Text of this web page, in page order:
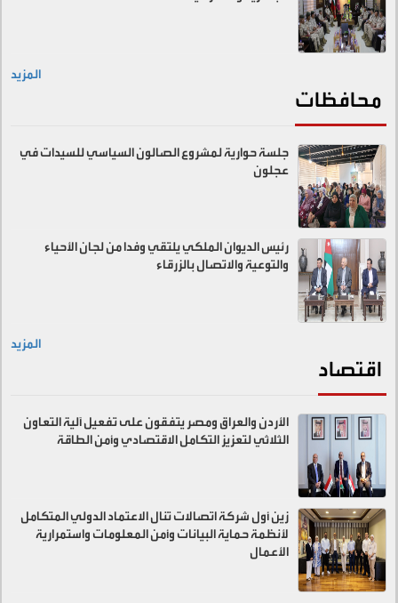
المزيد
محافظات
جلسة حوارية لمشروع الصالون السياسي للسيدات في
عجلون
رئيس الديوان الملكي يلتقي وفدا من لجان الأحياء
والتوعية والاتصال بالزرقاء
المزيد
اقتصاد
الأردن والعراق ومصر يتفقون على تفعيل آلية التعاون
الثلاثي لتعزيز التكامل الاقتصادي وأمن الطاقة
زين أول شركة اتصالات تنال الاعتماد الدولي المتكامل
لأنظمة حماية البيانات وأمن المعلومات واستمرارية
الأعمال